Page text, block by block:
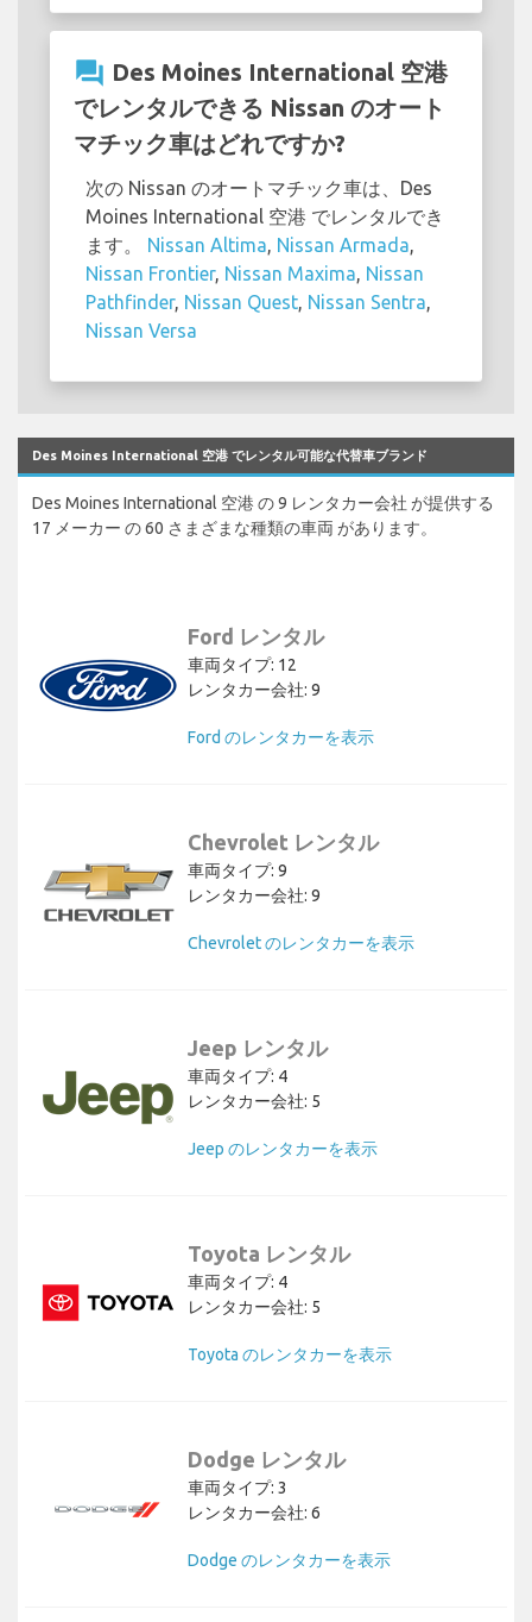
question_answer Des Moines International 空港
でレンタルできる Nissan のオート
マチック車はどれですか?
次の Nissan のオートマチック車は、Des
Moines International 空港 でレンタルでき
ます。 Nissan Altima Nissan Armada
Nissan Frontier, Nissan Maxima Nissan
Pathfinder, Nissan Quest Nissan Sentra
Nissan Versa
Des Moines International 空港 でレンタル可能な代替車ブランド
Des Moines International 空港 の 9 レンタカー会社 が提供する
17 メーカー の 60 さまざまな種類の車両 があります。
Ford レンタル
車両タイプ: 12
レンタカー会社: 9
Ford のレンタカーを表示
Chevrolet レンタル
車両タイプ: 9
レンタカー会社: 9
Chevrolet のレンタカーを表示
Jeep レンタル
車両タイプ: 4
レンタカー会社: 5
Jeep のレンタカーを表示
Toyota レンタル
車両タイプ: 4
レンタカー会社: 5
Toyota のレンタカーを表示
Dodge レンタル
車両タイプ: 3
レンタカー会社: 6
Dodge のレンタカーを表示